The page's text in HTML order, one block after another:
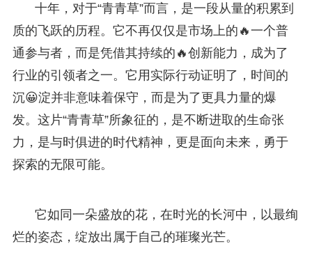
十年，对于“青青草”而言，是一段从量的积累到
质的飞跃的历程。它不再仅仅是市场上的🔥一个普
通参与者，而是凭借其持续的🔥创新能力，成为了
行业的引领者之一。它用实际行动证明了，时间的
沉😀淀并非意味着保守，而是为了更具力量的爆
发。这片“青青草”所象征的，是不断进取的生命张
力，是与时俱进的时代精神，更是面向未来，勇于
探索的无限可能。
它如同一朵盛放的花，在时光的长河中，以最绚
烂的姿态，绽放出属于自己的璀璨光芒。